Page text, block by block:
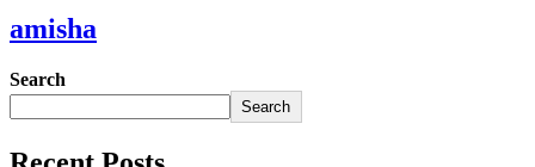
amisha
Search
Search